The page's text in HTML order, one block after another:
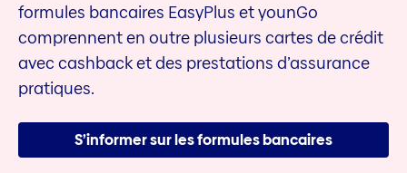
formules bancaires EasyPlus et younGo
comprennent en outre plusieurs cartes de crédit
avec cashback et des prestations d’assurance
pratiques.
S’informer sur les formules bancaires